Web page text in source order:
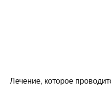
Лечение, которое